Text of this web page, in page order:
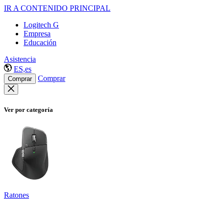
IR A CONTENIDO PRINCIPAL
Logitech G
Empresa
Educación
Asistencia
ES,es
Comprar Comprar
Ver por categoría
Ratones